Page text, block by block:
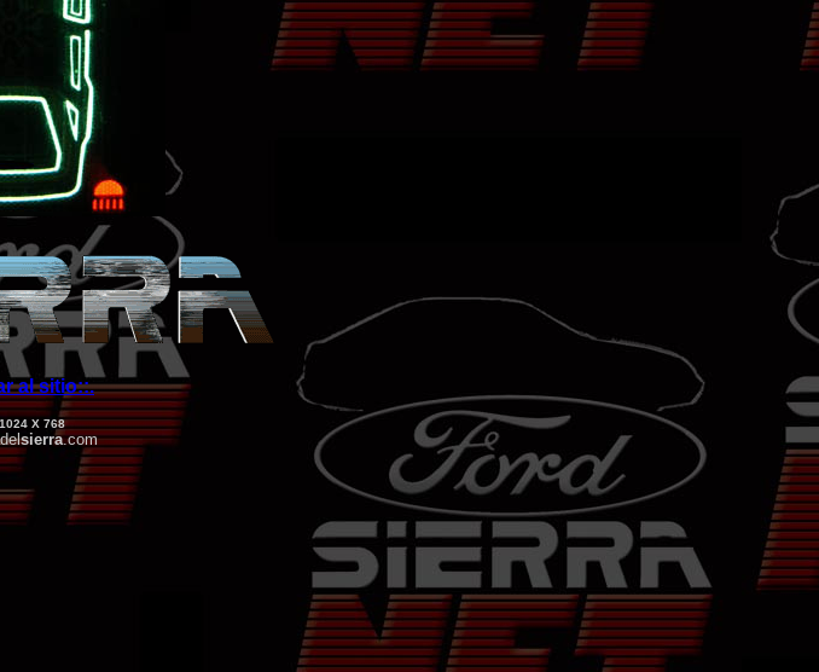
al sitio::.
X 768
delsierra.com